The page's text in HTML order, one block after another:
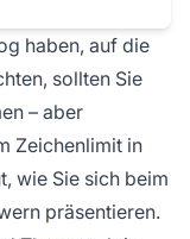
haben, auf die
sollten Sie
– aber
Zeichenlimit in
wie Sie sich beim
präsentieren.